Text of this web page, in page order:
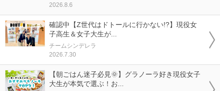
2026.8.6
確認中【Z世代はドトールに行かない!?】現役女
子高生＆女子大生が...
チームシンデレラ
2026.7.30
【朝ごはん迷子必見🌞】グラノーラ好き現役女子
大生が本気で選ぶ！お...